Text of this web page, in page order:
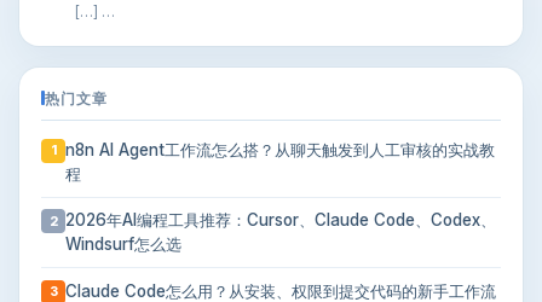
[…] …
热门文章
1
n8n AI Agent工作流怎么搭？从聊天触发到人工审核的实战教
程
2 2026年AI编程工具推荐：Cursor、Claude Code、Codex、
Windsurf怎么选
3 Claude Code怎么用？从安装、权限到提交代码的新手工作流